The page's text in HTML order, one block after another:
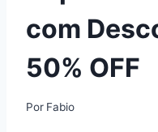
com
50% OFF
Por Fabio